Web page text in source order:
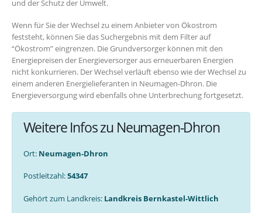
und der Schutz der Umwelt.
Wenn für Sie der Wechsel zu einem Anbieter von Ökostrom
feststeht, können Sie das Suchergebnis mit dem Filter auf
“Ökostrom” eingrenzen. Die Grundversorger können mit den
Energiepreisen der Energieversorger aus erneuerbaren Energien
nicht konkurrieren. Der Wechsel verläuft ebenso wie der Wechsel zu
einem anderen Energielieferanten in Neumagen-Dhron. Die
Energieversorgung wird ebenfalls ohne Unterbrechung fortgesetzt.
Weitere Infos zu Neumagen-Dhron
Ort: Neumagen-Dhron
Postleitzahl:54347
Gehört zum Landkreis: Landkreis Bernkastel-Wittlich